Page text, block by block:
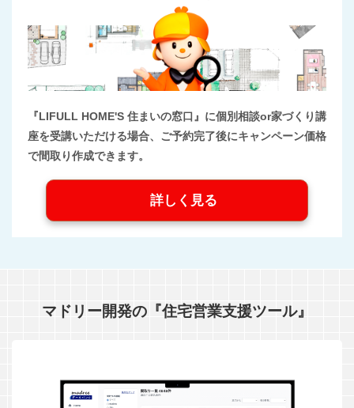
『LIFULL HOME'S 住まいの窓口』に個別相談or家づくり講
座を受講いただける場合、ご予約完了後にキャンペーン価格
で間取り作成できます。
詳しく見る
マドリー開発の『住宅営業支援ツール』